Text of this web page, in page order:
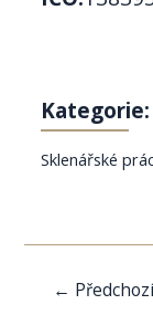
Kategorie:
Sklenářské
Navigace
←